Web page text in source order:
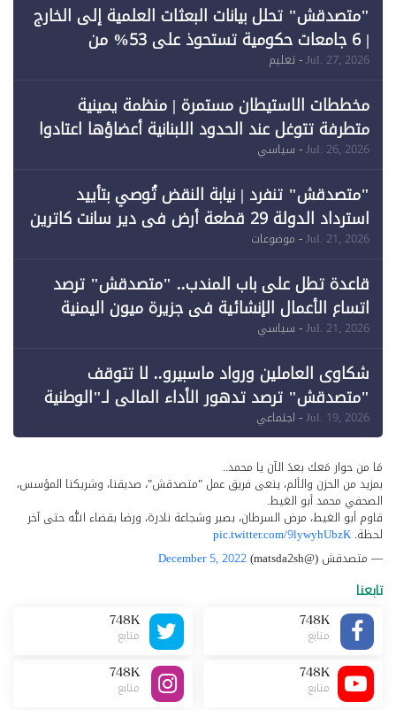
"متصدقش" تحلل بيانات البعثات العلمية إلى الخارج
| 6 جامعات حكومية تستحوذ على 53% من
Jul. 27, 2026- تعليم
مخططات الاستيطان مستمرة | منظمة يمينية
متطرفة تتوغل عند الحدود اللبنانية أعضاؤها اعتادوا
خرق الحدود
Jul. 26, 2026- سياسي
"متصدقش" تنفرد | نيابة النقض تُوصي بتأييد
استرداد الدولة 29 قطعة أرض في دير سانت كاترين
وقبول طعن الحكومة جزئيًا (1)
Jul. 21, 2026- موضوعات
قاعدة تطل على باب المندب.. "متصدقش" ترصد
اتساع الأعمال الإنشائية في جزيرة ميون اليمنية
Jul. 21, 2026- سياسي
شكاوى العاملين ورواد ماسبيرو.. لا تتوقف
"متصدقش" ترصد تدهور الأداء المالي لـ"الوطنية
للإعلام"
Jul. 19, 2026- اجتماعي
مَا من حوار مَعك بعدَ الآن يا محمد..
بمزيد من الحزن والألم، ينعى فريق عمل "متصدقش"، صديقنا، وشريكنا المؤسس،
الصحفي محمد أبو الغيط.
قاوم أبو الغيط، مرض السرطان، بصبر وشجاعة نادرة، ورضا بقضاء الله حتى آخر
لحظة. pic.twitter.com/9lywyhUbzK
— متصدقش (@matsda2sh)
December 5, 2022
تابعنا
748K
متابع
748K
متابع
748K
متابع
748K
متابع